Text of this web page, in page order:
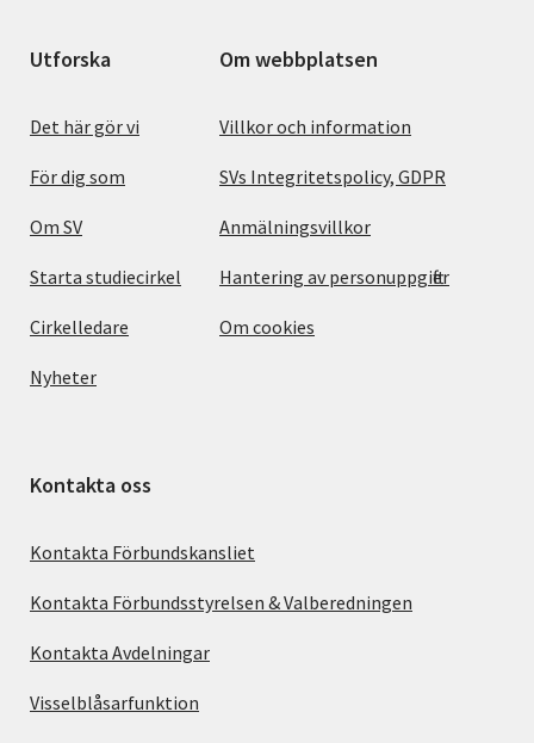
Utforska
Det här gör vi
För dig som
Om SV
Starta studiecirkel
Cirkelledare
Nyheter
Om webbplatsen
Villkor och information
SVs Integritetspolicy, GDPR
Anmälningsvillkor
Hantering av personuppgifter
Om cookies
Kontakta oss
Kontakta Förbundskansliet
Kontakta Förbundsstyrelsen & Valberedningen
Kontakta Avdelningar
Visselblåsarfunktion